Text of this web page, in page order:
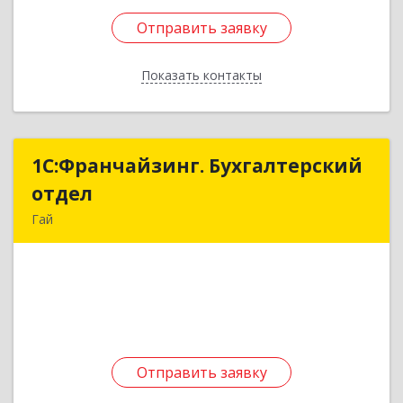
Отправить заявку
Показать контакты
Отправить заявку
Назад
1С:Франчайзинг. Бухгалтерский
отдел
Гай
Отправить заявку
1С:Франчайзинг. Бухгалтерский
Отправить заявку